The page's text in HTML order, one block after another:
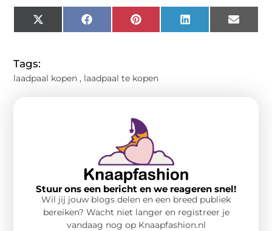
X
(Twitter)
FacebookPinterestLinkedInEmail
Tags:
laadpaal kopen , laadpaal te kopen
Stuur ons een bericht en we reageren snel!
Wil jij jouw blogs delen en een breed publiek
bereiken? Wacht niet langer en registreer je
vandaag nog op Knaapfashion.nl